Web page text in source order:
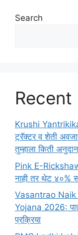
Search
Recent
Krushi
ट्रॅक्टर व शेती
तुम्हाला किती
Pink E-
नाही तर थेट ४०%
Vasantrao
Yojana 2026:
प्रक्रिया